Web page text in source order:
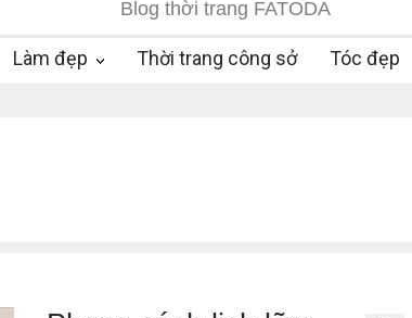
Blog thời trang FATODA
Làm đẹp Thời trang công sở Tóc đẹp